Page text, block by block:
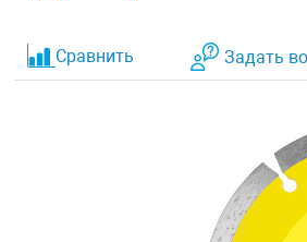
Сравнить Задать